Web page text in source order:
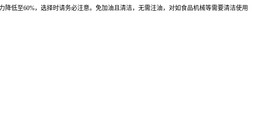
低至60%，选择时请务必注意。免加油且清洁，无需注油，对如食品机械等需要清洁使用